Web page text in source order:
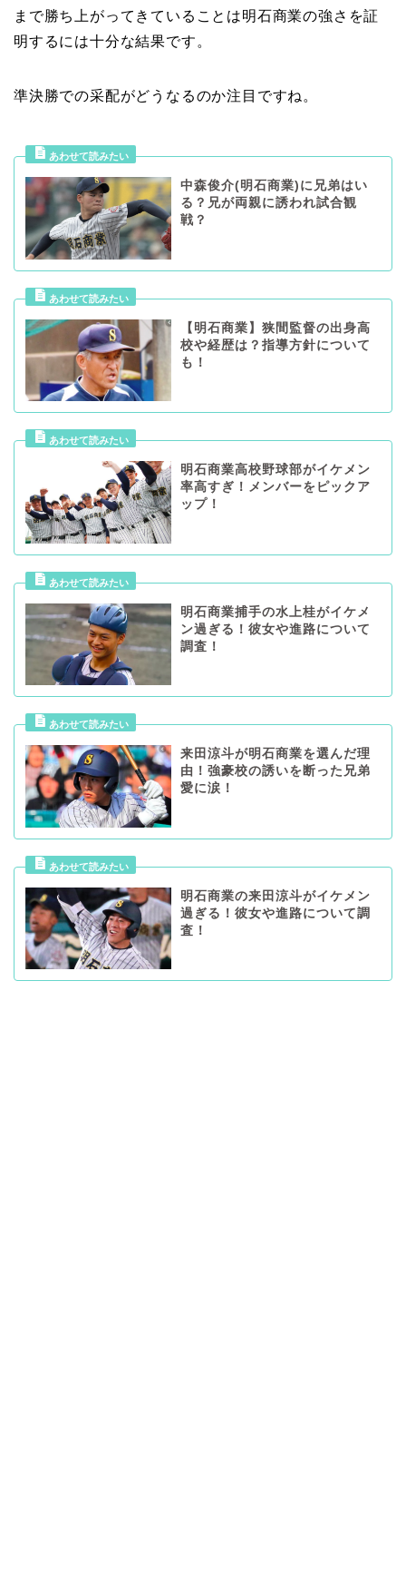
まで勝ち上がってきていることは明石商業の強さを証
明するには十分な結果です。
準決勝での采配がどうなるのか注目ですね。
中森俊介(明石商業)に兄弟はい
る？兄が両親に誘われ試合観
戦？
【明石商業】狭間監督の出身高
校や経歴は？指導方針について
も！
明石商業高校野球部がイケメン
率高すぎ！メンバーをピックア
ップ！
明石商業捕手の水上桂がイケメ
ン過ぎる！彼女や進路について
調査！
来田涼斗が明石商業を選んだ理
由！強豪校の誘いを断った兄弟
愛に涙！
明石商業の来田涼斗がイケメン
過ぎる！彼女や進路について調
査！